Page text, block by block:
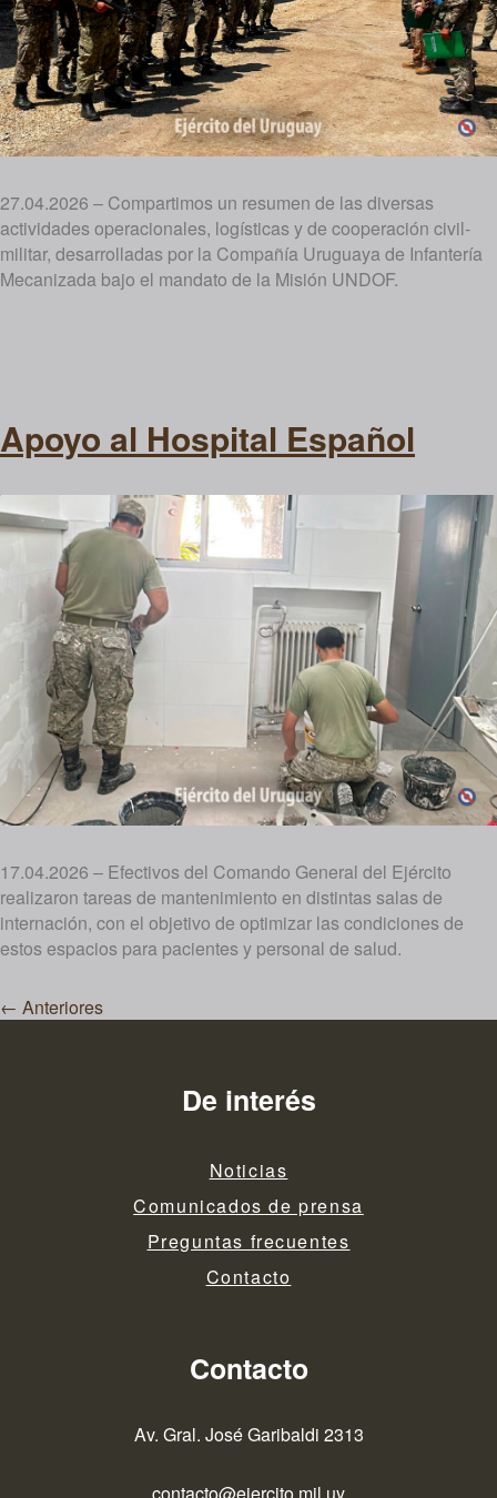
27.04.2026 – Compartimos un resumen de las diversas
actividades operacionales, logísticas y de cooperación civil-
militar, desarrolladas por la Compañía Uruguaya de Infantería
Mecanizada bajo el mandato de la Misión UNDOF.
Apoyo al Hospital Español
17.04.2026 – Efectivos del Comando General del Ejército
realizaron tareas de mantenimiento en distintas salas de
internación, con el objetivo de optimizar las condiciones de
estos espacios para pacientes y personal de salud.
de
← Anteriores
De interés
Noticias
Comunicados de prensa
Preguntas frecuentes
Contacto
Contacto
Av. Gral. José Garibaldi 2313